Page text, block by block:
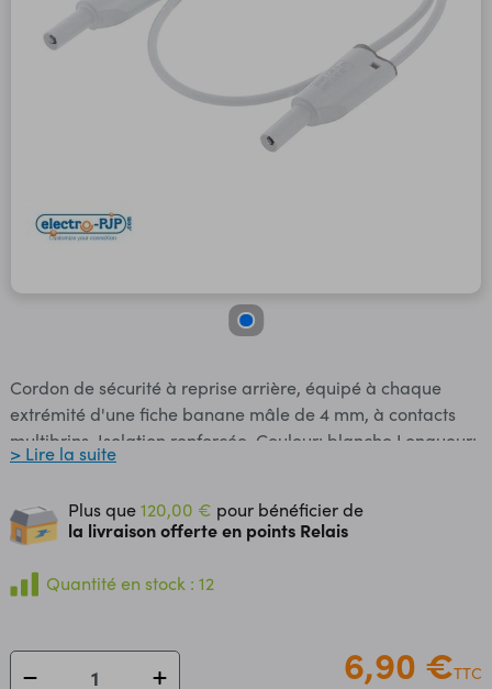
Cordon de sécurité à reprise arrière, équipé à chaque
extrémité d'une fiche banane mâle de 4 mm, à contacts
multibrins. Isolation renforcée. Couleur: blanche Longueur:
50 cm Câble souple PVC de 0,75 mm². Intensité maxi: 12 A
> Lire la suite
Plus que120,00 € pour bénéficier de
la livraison offerte en points Relais
Quantité en stock : 12
6,90 €TTC